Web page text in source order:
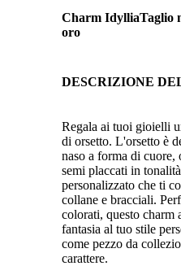
Charm IdylliaTaglio
oro
DESCRIZIONE
Regala ai tuoi gioielli
di orsetto. L'orsetto è
naso a forma di cuore,
semi placcati in
personalizzato che ti
collane e bracciali.
colorati, questo charm
fantasia al tuo stile
come pezzo da
carattere.